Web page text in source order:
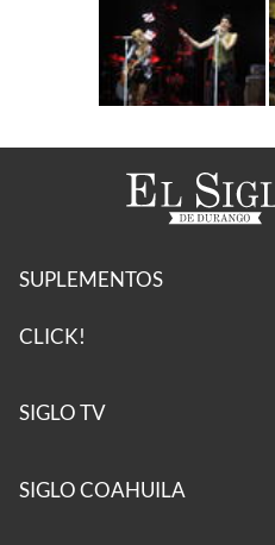
SUPLEMENTOS
CLICK!
SIGLO TV
SIGLO COAHUILA